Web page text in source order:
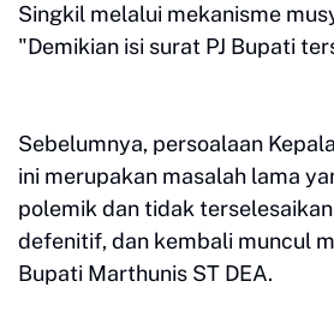
Singkil melalui mekanisme
"Demikian isi surat PJ Bupati
Sebelumnya, persoalaan
ini merupakan masalah lama
polemik dan tidak
defenitif, dan kembali muncul
Bupati Marthunis ST DEA.